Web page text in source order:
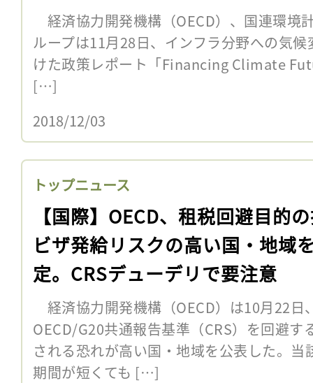
経済協力開発機構（OECD）、国連環境
ループは11月28日、インフラ分野への気
けた政策レポート「Financing Climate
[…]
2018/12/03
トップニュース
【国際】OECD、租税回避目的
ビザ発給リスクの高い国・地域
定。CRSデューデリで要注意
経済協力開発機構（OECD）は10月22日
OECD/G20共通報告基準（CRS）を回避
される恐れが高い国・地域を公表した。
期間が短くても […]